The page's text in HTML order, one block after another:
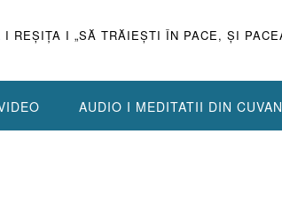
I REŞIŢA I „SĂ TRĂIEŞTI ÎN PACE, ŞI
AUDIO I MEDITATII DIN